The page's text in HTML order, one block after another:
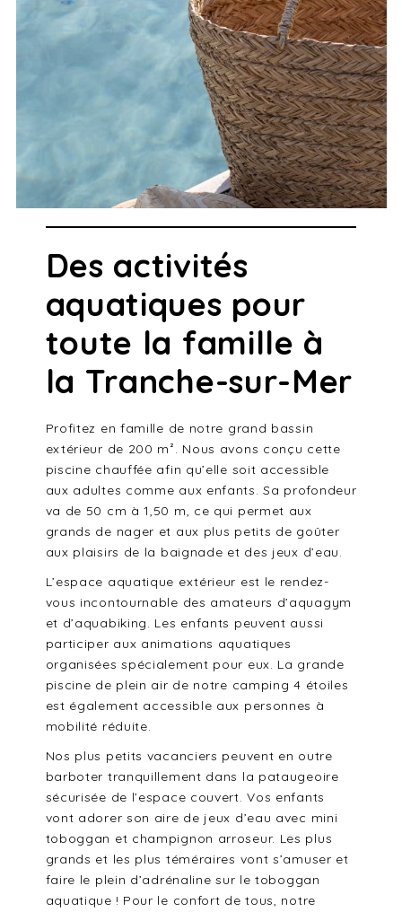
Des activités
aquatiques pour
toute la famille à
la Tranche-sur-Mer
Profitez en famille de notre grand bassin
extérieur de 200 m². Nous avons conçu cette
piscine chauffée afin qu’elle soit accessible
aux adultes comme aux enfants. Sa profondeur
va de 50 cm à 1,50 m, ce qui permet aux
grands de nager et aux plus petits de goûter
aux plaisirs de la baignade et des jeux d’eau.
L’espace aquatique extérieur est le rendez-
vous incontournable des amateurs d’aquagym
et d’aquabiking. Les enfants peuvent aussi
participer aux animations aquatiques
organisées spécialement pour eux. La grande
piscine de plein air de notre camping 4 étoiles
est également accessible aux personnes à
mobilité réduite.
Nos plus petits vacanciers peuvent en outre
barboter tranquillement dans la pataugeoire
sécurisée de l’espace couvert. Vos enfants
vont adorer son aire de jeux d’eau avec mini
toboggan et champignon arroseur. Les plus
grands et les plus téméraires vont s’amuser et
faire le plein d’adrénaline sur le toboggan
aquatique ! Pour le confort de tous, notre